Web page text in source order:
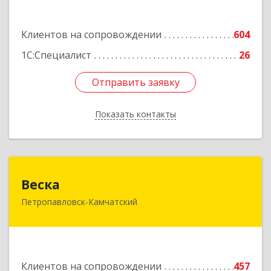
Клиентов на сопровождении
604
1С:Специалист
26
Отправить заявку
Показать контакты
Отправить заявку
Назад
Веска
Петропавловск-Камчатский
Клиентов на сопровождении
457
683031, Камчатский край, Петропавловск-
Подробнее